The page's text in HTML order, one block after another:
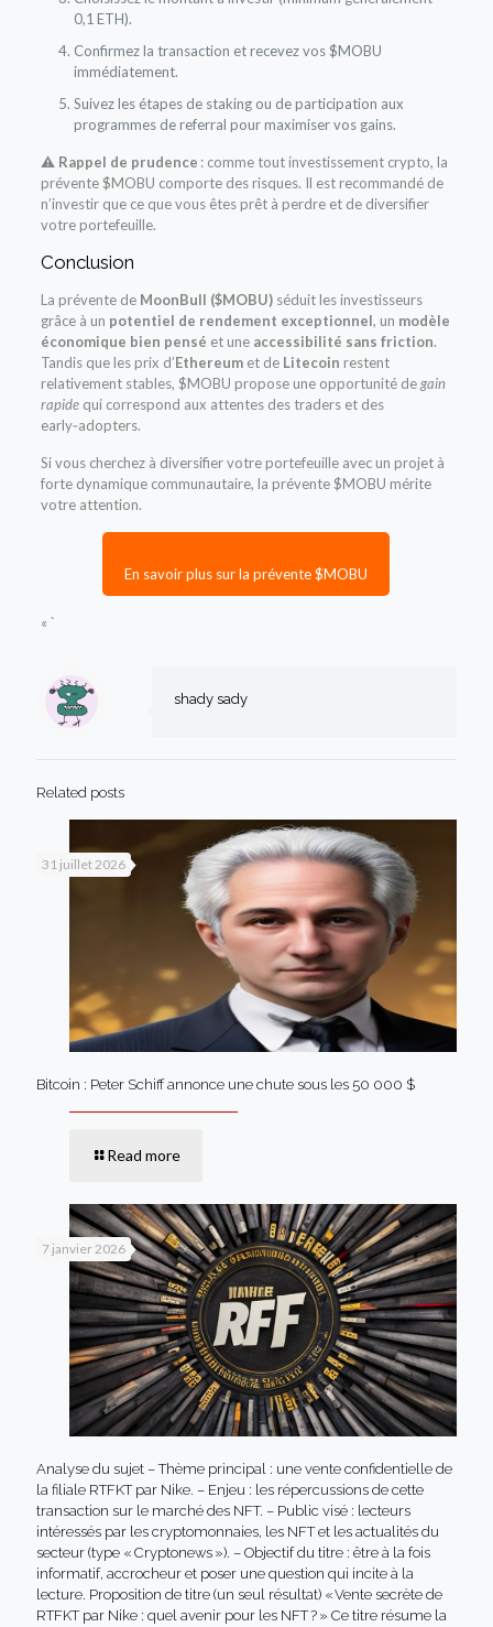
0,1 ETH).
Confirmez la transaction et recevez vos $MOBU
immédiatement.
Suivez les étapes de staking ou de participation aux
programmes de referral pour maximiser vos gains.
⚠️ Rappel de prudence : comme tout investissement crypto, la
prévente $MOBU comporte des risques. Il est recommandé de
n’investir que ce que vous êtes prêt à perdre et de diversifier
votre portefeuille.
Conclusion
La prévente de MoonBull ($MOBU)séduit les investisseurs
grâce à un potentiel de rendement exceptionnel, un modèle
économique bien pensé et une accessibilité sans friction.
Tandis que les prix d’Ethereumet de Litecoin restent
relativement stables, $MOBU propose une opportunité degain
rapidequi correspond aux attentes des traders et des
early‑adopters.
Si vous cherchez à diversifier votre portefeuille avec un projet à
forte dynamique communautaire, la prévente $MOBU mérite
votre attention.
En savoir plus sur la prévente $MOBU
« `
shady sady
Related posts
31 juillet 2026
Bitcoin : Peter Schiff annonce une chute sous les 50 000 $
Read more
7 janvier 2026
Analyse du sujet – Thème principal : une vente confidentielle de
la filiale RTFKT par Nike. – Enjeu : les répercussions de cette
transaction sur le marché des NFT. – Public visé : lecteurs
intéressés par les cryptomonnaies, les NFT et les actualités du
secteur (type « Cryptonews »). – Objectif du titre : être à la fois
informatif, accrocheur et poser une question qui incite à la
lecture. Proposition de titre (un seul résultat) « Vente secrète de
RTFKT par Nike : quel avenir pour les NFT ? » Ce titre résume la